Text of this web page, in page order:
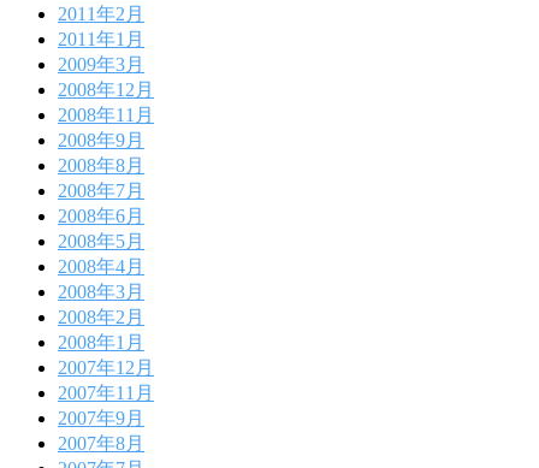
2011年2月
2011年1月
2009年3月
2008年12月
2008年11月
2008年9月
2008年8月
2008年7月
2008年6月
2008年5月
2008年4月
2008年3月
2008年2月
2008年1月
2007年12月
2007年11月
2007年9月
2007年8月